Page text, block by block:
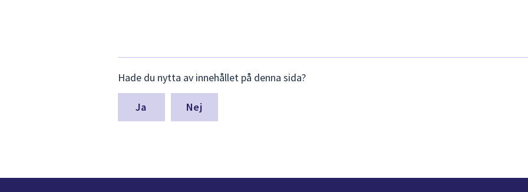
synpunkter
för
denna
Hade du nytta av innehållet på denna sida?
Nej